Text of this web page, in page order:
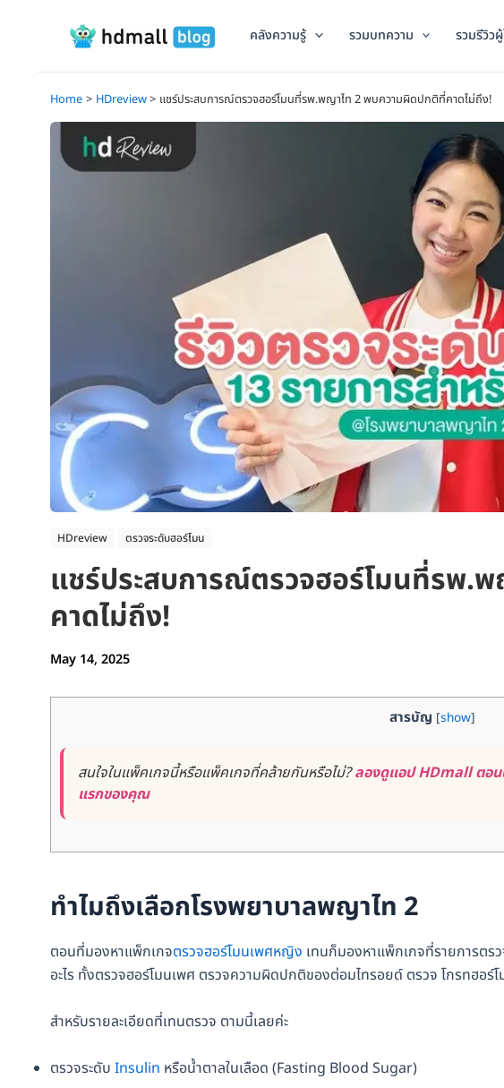
คลังความรู้ รวมบทความ รวมรีวิว
Home HDreview แชร์ประสบการณ์ตรวจฮอร์โมนที่รพ.พญาไท 2 พบความผิดปกติที่คาดไม่ถึง!
HDreview ตรวจระดับฮอร์โมน
แชร์ประสบการณ์ตรวจฮอร์โมนที่รพ.
คาดไม่ถึง!
May 14, 2025
สารบัญ [show]
สนใจในแพ็คเกจนี้หรือแพ็คเกจที่คล้ายกันหรือไม่?ลองดูแอป HDmall ตอน
แรกของคุณ
ทำไมถึงเลือกโรงพยาบาลพญาไท 2
ตอนที่มองหาแพ็กเกจตรวจฮอร์โมนเพศหญิง เทนก็มองหาแพ็กเกจที่รายการตร
อะไร ทั้งตรวจฮอร์โมนเพศ ตรวจความผิดปกติของต่อมไทรอยด์ ตรวจ โกรทฮอร์
สำหรับรายละเอียดที่เทนตรวจ ตามนี้เลยค่ะ
ตรวจระดับ Insulin หรือน้ำตาลในเลือด (Fasting Blood Sugar)